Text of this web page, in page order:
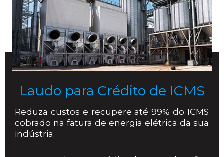
Laudo para Crédito de ICMS
Reduza custos e recupere até 99% do ICMS
cobrado na fatura de energia elétrica da sua
indústria.